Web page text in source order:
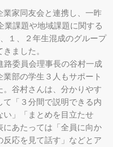
家同友会と連携し、一昨
業課題や地域課題に関する
１、２年生混成のグループ
ました。
委員会理事長の谷村一成
部の学生３人もサポート
谷村さんは、分かりやす
「３分間で説明できる内
」「まとめを目立たせ
にあたっては「全員に向か
応を見て話す」などとア